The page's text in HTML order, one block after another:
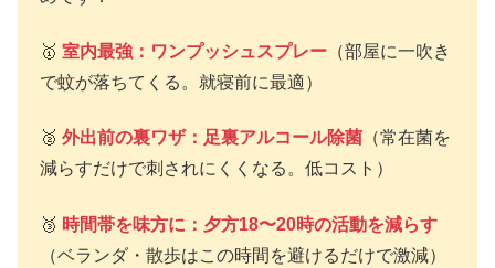
🥇 室内最強：ワンプッシュスプレー （部屋に一吹き
で蚊が落ちてくる。就寝前に最適）
🥈 外出前の裏ワザ：足裏アルコール除菌 （常在菌を
減らすだけで刺されにくくなる。低コスト）
🥉 時間帯を味方に：夕方18〜20時の活動を減らす
（ベランダ・散歩はこの時間を避けるだけで激減）